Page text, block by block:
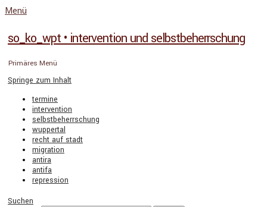
Menü
so_ko_wpt • intervention und selbstbeherrschung
Primäres Menü
Springe zum Inhalt
termine
intervention
selbstbeherrschung
wuppertal
recht auf stadt
migration
antira
antifa
repression
Suchen